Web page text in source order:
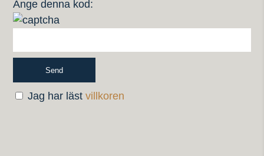
Ange denna kod:
Jag har lästvillkoren